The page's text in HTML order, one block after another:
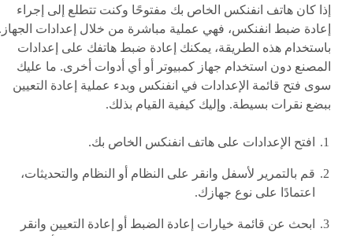
إذا كان هاتف انفنكس الخاص بك مفتوحًا وكنت تتطلع إلى إجراء
إعادة ضبط انفنكس، فهي عملية مباشرة من خلال إعدادات
باستخدام هذه الطريقة، يمكنك إعادة ضبط هاتفك على إعدادات
المصنع دون استخدام جهاز كمبيوتر أو أي أدوات أخرى. ما عليك
سوى فتح قائمة الإعدادات في انفنكس وبدء عملية إعادة التعيين
ببضع نقرات بسيطة. وإليك كيفية القيام بذلك.
افتح الإعدادات على هاتف انفنكس الخاص بك.
قم بالتمرير لأسفل وانقر على النظام أو النظام والتحديثات،
اعتمادًا على نوع جهازك.
ابحث عن قائمة خيارات إعادة الضبط أو إعادة التعيين وانقر